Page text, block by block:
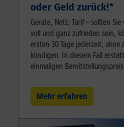
oder Geld zurück!⁠*
Geräte, Netz, Tarif – sollten
voll und ganz zufrieden sein,
ersten 30 Tage jederzeit, ohne
kündigen. In diesem Fall
einmaligen
Mehr erfahren